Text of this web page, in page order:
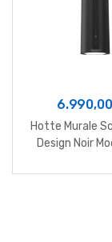
6.990,00
Hotte Murale
Design Noir